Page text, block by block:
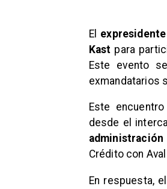
El expresidente
Kast para
Este evento
exmandatarios
Este
desde el
Crédito con
En respuesta, el